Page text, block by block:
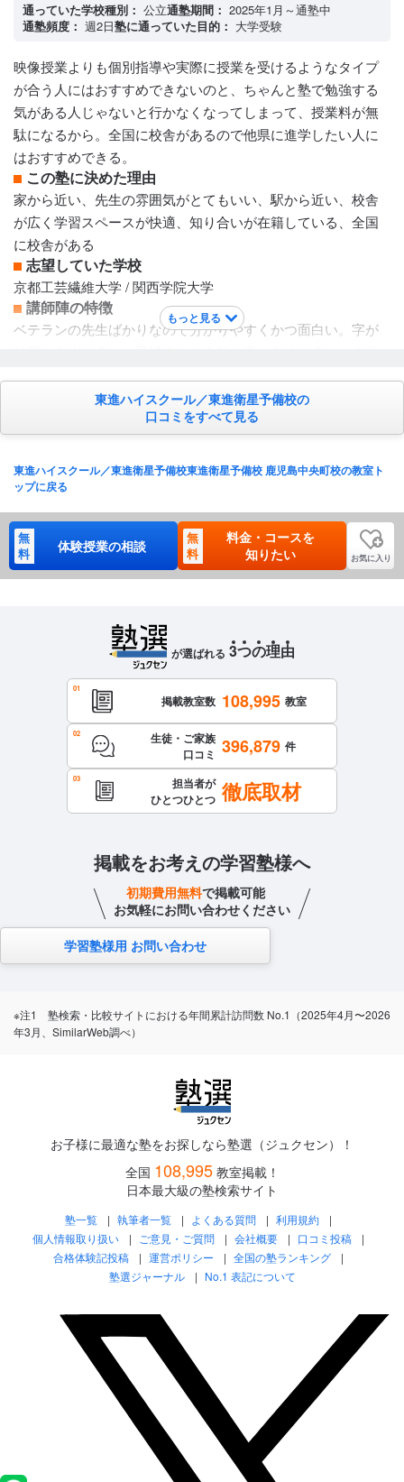
教えていただける先生がたくさんいれば良かったのですが、
塾生が多くなかなか個人対応は難しかったようです。
カリキュラムについて
レベルに合わせて講義が受けれた。 2次で必要であろう複数の
科目を選択しました。 小論文は添削してもらえ、改善点まで
指導してもらえた。 また2次の世界史も複数選択し色々な視点
から学ぶことができた。
保護者への連絡手段
塾専用アプリ
アクセス・周りの環境
自転車で学校から5分、家からも15分程。 夜遅くまであったの
で、近くにコンビニや飲食店もあり助かりました
通っていた学校種別： 公立通塾期間： 2025年1月～通塾中
通塾頻度： 週2日塾に通っていた目的： 大学受験
映像授業よりも個別指導や実際に授業を受けるようなタイプ
が合う人にはおすすめできないのと、ちゃんと塾で勉強する
気がある人じゃないと行かなくなってしまって、授業料が無
駄になるから。全国に校舎があるので他県に進学したい人に
はおすすめできる。
この塾に決めた理由
家から近い、先生の雰囲気がとてもいい、駅から近い、校舎
が広く学習スペースが快適、知り合いが在籍している、全国
に校舎がある
志望していた学校
京都工芸繊維大学 / 関西学院大学
講師陣の特徴
ベテランの先生ばかりなので分かりやすくかつ面白い。字が
してくれる。校舎の先生は今後どういう進め方をすればいい
かなどのアドバイスをよくくれる。
カリキュラムについて
1、2年生は11月、3年生は6月までにその学年の内容を全て終
わらせることになっている。映像授業なため、夏期などの講
っちり行う。1、2年生は11月までに終わらなくても、最大2月
までは授業を受けることができる。学校での授業でつまづい
たら随時新たな教科を受けることができる。模試の回数がと
電話連絡 / LINE連絡 / 塾専用アプリ
アクセス・周りの環境
駅からも近いので学校帰りでも行きやすい
もっと見る
東進ハイスクール／東進衛星予備校の
口コミをすべて見る
東進ハイスクール／東進衛星予備校東進衛星予備校 鹿児島中央町校の教室ト
ップに戻る
無
料
体験授業の相談
無
料
料金・コースを
知りたい
お気に入り
が選ばれる 3つの理由
掲載教室数 108,995 教室
生徒・ご家族
口コミ 396,879 件
担当者が
ひとつひとつ 徹底取材
掲載をお考えの学習塾様へ
初期費用無料で掲載可能
お気軽にお問い合わせください
学習塾様用 お問い合わせ
※注1 塾検索・比較サイトにおける年間累計訪問数 No.1（2025年4月〜2026
年3月、SimilarWeb調べ）
お子様に最適な塾をお探しなら塾選（ジュクセン）！
全国 108,995 教室掲載！
日本最大級の塾検索サイト
塾一覧 執筆者一覧 よくある質問
利用規約
個人情報取り扱い
ご意見・ご質問 会社概要
口コミ投稿
合格体験記投稿
運営ポリシー
全国の塾ランキング
塾選ジャーナル
No.1 表記について